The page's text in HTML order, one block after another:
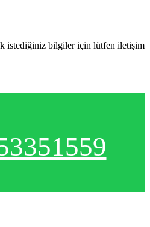
istediğiniz bilgiler için lütfen iletişim